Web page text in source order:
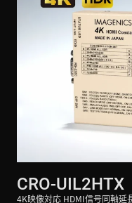
CRO-UIL2HTX
4K映像対応 HDMI信号同軸延